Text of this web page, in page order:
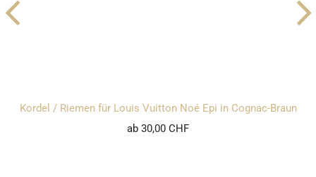
Kordel / Riemen für Louis Vuitton Noé Epi in Cognac-Braun
ab 30,00 CHF